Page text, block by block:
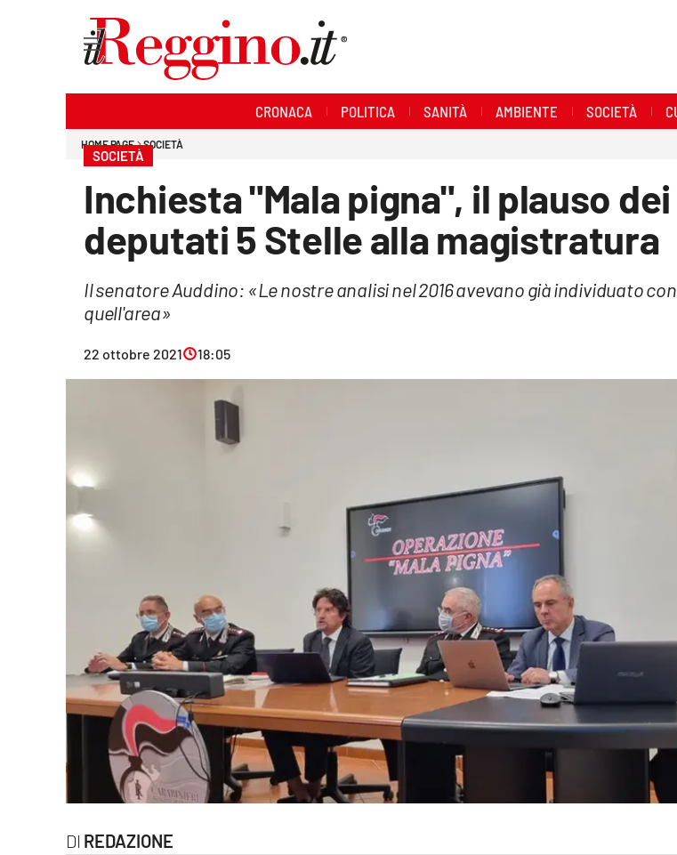
Streaming
CRONACA POLITICA SANITÀ AMBIENTE SOCIETÀ
HOME PAGE SOCIETÀ
SOCIETÀ
Inchiesta "Mala pigna", il plauso dei
deputati 5 Stelle alla magistratura
Il senatore Auddino: «Le nostre analisi nel 2016 avevano già individuato
quell'area»
22 ottobre 2021 18:05
REDAZIONE